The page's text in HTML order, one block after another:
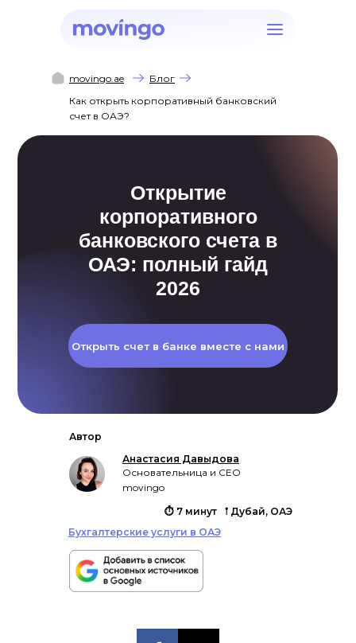
movingo.ae
Блог
Как открыть корпоративный банковский
счет в ОАЭ?
Открытие
корпоративного
банковского счета в
ОАЭ: полный гайд
2026
Открыть счет в банке вместе с нами
Автор
Анастасия Давыдова
Основательница и CEO
movingo
𖡡 Дубай, ОАЭ
Бухгалтерские услуги в ОАЭ
⏱ 7 минут